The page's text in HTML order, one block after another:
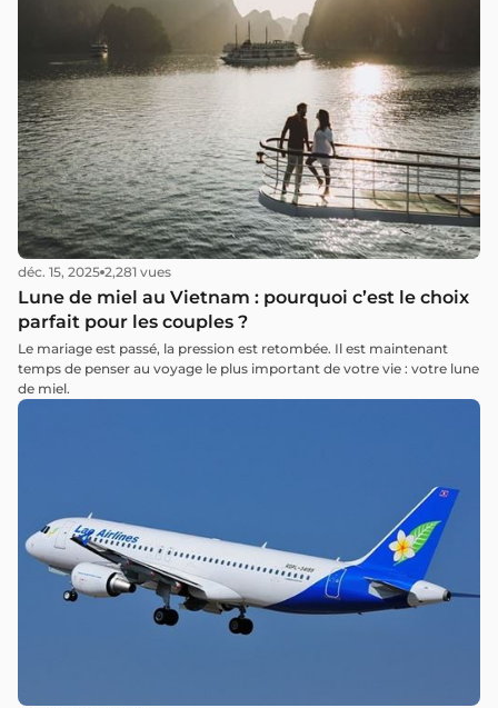
déc. 15, 2025 2,281 vues
Lune de miel au Vietnam : pourquoi c’est le choix
parfait pour les couples ?
Le mariage est passé, la pression est retombée. Il est maintenant
temps de penser au voyage le plus important de votre vie : votre lune
de miel.